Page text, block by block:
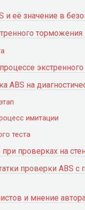
и её значение в
торможения
ABS на
имитации
теста
при проверках на
проверки ABS
и мнение